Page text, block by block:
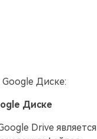
Диске:
Диске
Drive является